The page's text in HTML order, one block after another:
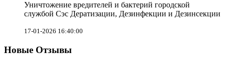
Уничтожение вредителей и бактерий городской
службой Сэс Дератизации, Дезинфекции и Дезинсекции
17-01-2026 16:40:00
Новые Отзывы